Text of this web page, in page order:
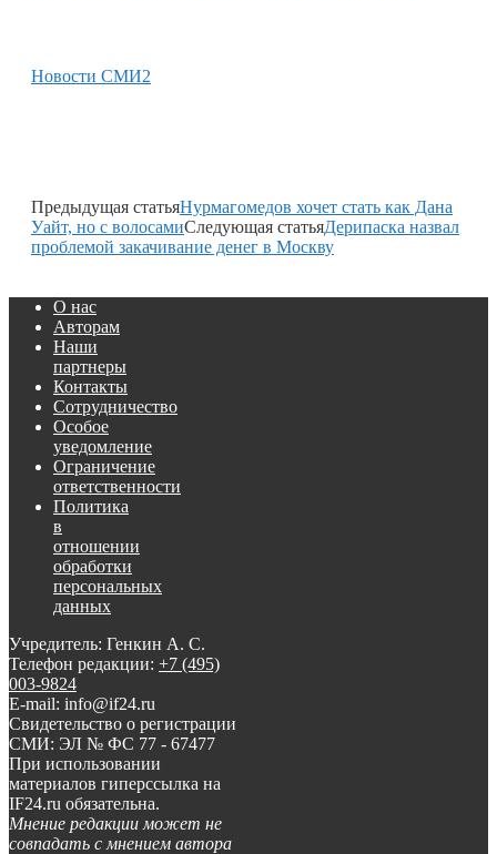
Новости СМИ2
Предыдущая статьяНурмагомедов хочет стать как Дана
Уайт, но с волосамиСледующая статьяДерипаска назвал
проблемой закачивание денег в Москву
О нас
Авторам
Наши
партнеры
Контакты
Сотрудничество
Особое
уведомление
Ограничение
ответственности
Политика
в
отношении
обработки
персональных
данных
Учредитель: Генкин А. С.
Телефон редакции: +7 (495)
003-9824
E-mail: info@if24.ru
Свидетельство о регистрации
СМИ: ЭЛ № ФС 77 - 67477
При использовании
материалов гиперссылка на
IF24.ru обязательна.
Мнение редакции может не
совпадать с мнением автора